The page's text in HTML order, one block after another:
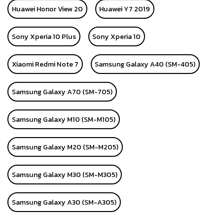
Huawei Honor View 20 Huawei Y7 2019
Sony Xperia 10 Plus Sony Xperia 10
Xiaomi Redmi Note 7 Samsung Galaxy A40 (SM-405)
Samsung Galaxy A70 (SM-705)
Samsung Galaxy M10 (SM-M105)
Samsung Galaxy M20 (SM-M205)
Samsung Galaxy M30 (SM-M305)
Samsung Galaxy A30 (SM-A305)